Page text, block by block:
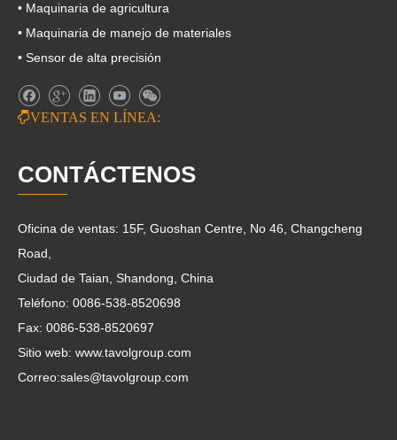
• Maquinaria de agricultura
• Maquinaria de manejo de materiales
• Sensor de alta precisión
VENTAS EN LÍNEA:
CONTÁCTENOS
Oficina de ventas: 15F, Guoshan Centre, No 46, Changcheng
Road,
Ciudad de Taian, Shandong, China
Teléfono: 0086-538-8520698
Fax: 0086-538-8520697
Sitio web: www.tavolgroup.com
Correo:sales@tavolgroup.com